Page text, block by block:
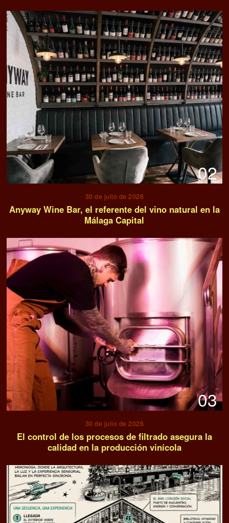
02
30 de julio de 2026
Anyway Wine Bar, el referente del vino natural en la
Málaga Capital
03
30 de julio de 2026
El control de los procesos de filtrado asegura la
calidad en la producción vinícola